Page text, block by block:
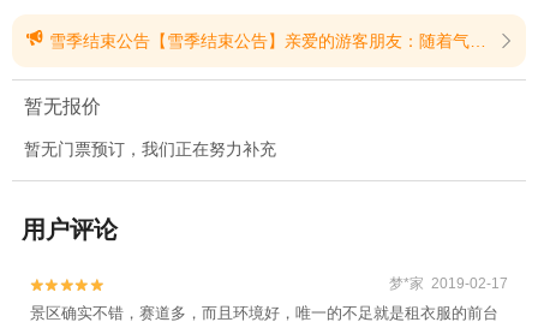
 雪季结束公告【雪季结束公告】亲爱的游客朋友：随着气温逐渐回升，冰雪消融，法台山景区松鸣岩国际滑雪场已不具备滑雪运营条件，为保障景区运营安全与游客游玩体验，将于2026年3月6日17:00正式结束2025-2026雪季运营，停止所有滑雪相关项目。一、票务及卡券使用说明1、雪季卡2025-2026雪季卡将于2026年3月6日17:00全部作废，逾期不再使用。季卡用户请及时取走寄存柜内物品，并前往游客中心收银台办理押金退还、寄存柜钥匙归还手续；若逾期未取造成柜内物品丢失，后果自行承担。2、网络购票所有网络渠道购买的雪季票，将于2026年3月6日17:00到期，不可延期使用。未使用的票劵，根据购票平台规则，到期后可自行申请退款或由系统自动退回原支付账户。3、金卡、充值卡金卡、银卡及充值卡可保留至下一雪季继续使用。4、各类折扣券本雪季所有滑雪及冬季项目折扣券（含五折、八折等各类相关折扣券），将于本雪季结束后自动作废，下一雪季不可沿用、不可使用。冰雪虽止，快乐不止法台山景区夏季项目正常开放。5D玻璃吊桥、高空漂流、彩虹滑道、步步惊心、高空秋千、高空蹦极等夏季户外体验项目正常开放，欢迎广大游客前来游玩，在青山绿水间继续享受美好时光。再次感谢所有雪友与游客的支持与厚爱，祝大家生活愉快，万事顺遂！(提示有效期2026/3/5至2026/12/31) 
暂无报价
暂无门票预订，我们正在努力补充
用户评论

 梦*家 2019-02-17
景区确实不错，赛道多，而且环境好，唯一的不足就是租衣服的前台